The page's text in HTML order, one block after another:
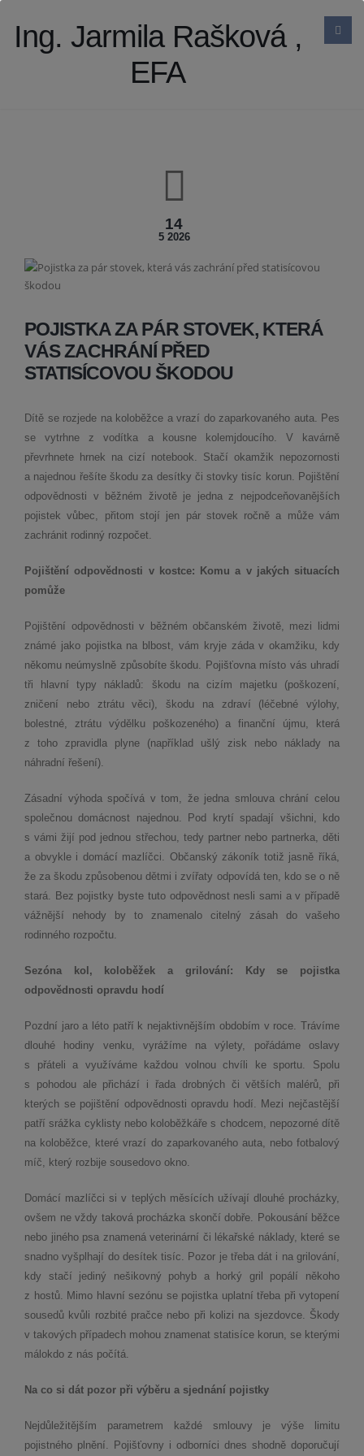
Ing. Jarmila Rašková ,
EFA
14
5 2026
POJISTKA ZA PÁR STOVEK, KTERÁ
VÁS ZACHRÁNÍ PŘED
STATISÍCOVOU ŠKODOU
Dítě se rozjede na koloběžce a vrazí do zaparkovaného auta. Pes
se vytrhne z vodítka a kousne kolemjdoucího. V kavárně
převrhnete hrnek na cizí notebook. Stačí okamžik nepozornosti
a najednou řešíte škodu za desítky či stovky tisíc korun. Pojištění
odpovědnosti v běžném životě je jedna z nejpodceňovanějších
pojistek vůbec, přitom stojí jen pár stovek ročně a může vám
zachránit rodinný rozpočet.
Pojištění odpovědnosti v kostce: Komu a v jakých situacích
pomůže
Pojištění odpovědnosti v běžném občanském životě, mezi lidmi
známé jako pojistka na blbost, vám kryje záda v okamžiku, kdy
někomu neúmyslně způsobíte škodu. Pojišťovna místo vás uhradí
tři hlavní typy nákladů: škodu na cizím majetku (poškození,
zničení nebo ztrátu věci), škodu na zdraví (léčebné výlohy,
bolestné, ztrátu výdělku poškozeného) a finanční újmu, která
z toho zpravidla plyne (například ušlý zisk nebo náklady na
náhradní řešení).
Zásadní výhoda spočívá v tom, že jedna smlouva chrání celou
společnou domácnost najednou. Pod krytí spadají všichni, kdo
s vámi žijí pod jednou střechou, tedy partner nebo partnerka, děti
a obvykle i domácí mazlíčci. Občanský zákoník totiž jasně říká,
že za škodu způsobenou dětmi i zvířaty odpovídá ten, kdo se o ně
stará. Bez pojistky byste tuto odpovědnost nesli sami a v případě
vážnější nehody by to znamenalo citelný zásah do vašeho
rodinného rozpočtu.
Sezóna kol, koloběžek a grilování: Kdy se pojistka
odpovědnosti opravdu hodí
Pozdní jaro a léto patří k nejaktivnějším obdobím v roce. Trávíme
dlouhé hodiny venku, vyrážíme na výlety, pořádáme oslavy
s přáteli a využíváme každou volnou chvíli ke sportu. Spolu
s pohodou ale přichází i řada drobných či větších malérů, při
kterých se pojištění odpovědnosti opravdu hodí. Mezi nejčastější
patří srážka cyklisty nebo koloběžkáře s chodcem, nepozorné dítě
na koloběžce, které vrazí do zaparkovaného auta, nebo fotbalový
míč, který rozbije sousedovo okno.
Domácí mazlíčci si v teplých měsících užívají dlouhé procházky,
ovšem ne vždy taková procházka skončí dobře. Pokousání běžce
nebo jiného psa znamená veterinární či lékařské náklady, které se
snadno vyšplhají do desítek tisíc. Pozor je třeba dát i na grilování,
kdy stačí jediný nešikovný pohyb a horký gril popálí někoho
z hostů. Mimo hlavní sezónu se pojistka uplatní třeba při vytopení
sousedů kvůli rozbité pračce nebo při kolizi na sjezdovce. Škody
v takových případech mohou znamenat statisíce korun, se kterými
málokdo z nás počítá.
Na co si dát pozor při výběru a sjednání pojistky
Nejdůležitějším parametrem každé smlouvy je výše limitu
pojistného plnění. Pojišťovny i odborníci dnes shodně doporučují